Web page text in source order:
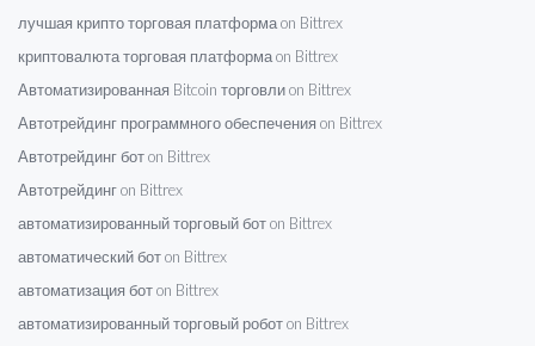
лучшая крипто торговая платформа on Bittrex
криптовалюта торговая платформа on Bittrex
Автоматизированная Bitcoin торговли on Bittrex
Автотрейдинг программного обеспечения on Bittrex
Автотрейдинг бот on Bittrex
Автотрейдинг on Bittrex
автоматизированный торговый бот on Bittrex
автоматический бот on Bittrex
автоматизация бот on Bittrex
автоматизированный торговый робот on Bittrex